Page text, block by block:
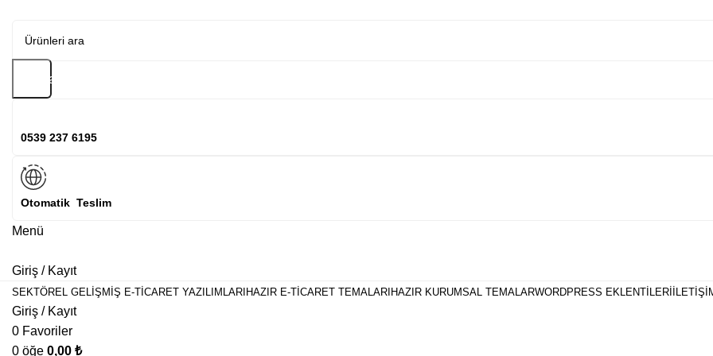
Arama
0539 237 6195
Otomatik Teslim
Menü
Giriş / Kayıt
SEKTÖREL GELIŞMIŞ E-TICARET YAZILIMLARI HAZIR E-TICARET TEMALARI HAZIR KURUMSAL TEMALARWORDPRESS EKLENTILERI
Giriş / Kayıt
0 Favoriler
0 öğe 0,00 ₺